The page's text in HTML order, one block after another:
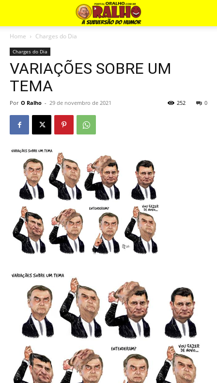
Home Charges do Dia
Charges do Dia
VARIAÇÕES SOBRE UM
TEMA
Por O Ralho - 29 de novembro de 2021 0
252